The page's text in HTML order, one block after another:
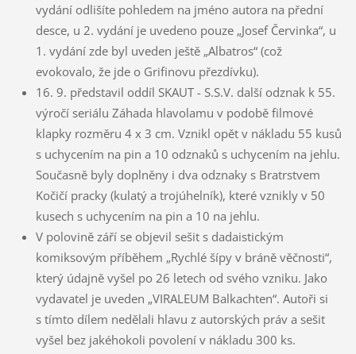
vydání odlišíte pohledem na jméno autora na přední
desce, u 2. vydání je uvedeno pouze „Josef Červinka“, u
1. vydání zde byl uveden ještě „Albatros“ (což
evokovalo, že jde o Grifinovu přezdívku).
16. 9. představil oddíl SKAUT - S.S.V. další odznak k 55.
výročí seriálu Záhada hlavolamu v podobě filmové
klapky rozměru 4 x 3 cm. Vznikl opět v nákladu 55 kusů
s uchycením na pin a 10 odznaků s uchycením na jehlu.
Současně byly doplněny i dva odznaky s Bratrstvem
Kočičí pracky (kulatý a trojúhelník), které vznikly v 50
kusech s uchycením na pin a 10 na jehlu.
V polovině září se objevil sešit s dadaistickým
komiksovým příběhem „Rychlé šípy v bráně věčnosti“,
který údajně vyšel po 26 letech od svého vzniku. Jako
vydavatel je uveden „VIRALEUM Balkachten“. Autoři si
s tímto dílem nedělali hlavu z autorských práv a sešit
vyšel bez jakéhokoli povolení v nákladu 300 ks.